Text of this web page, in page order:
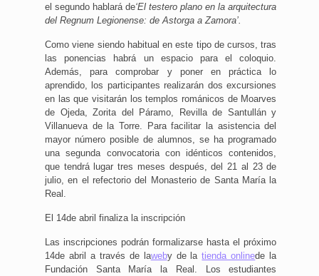
el segundo hablará de‘El testero plano en la arquitectura
del Regnum Legionense: de Astorga a Zamora’.
Como viene siendo habitual en este tipo de cursos, tras
las ponencias habrá un espacio para el coloquio.
Además, para comprobar y poner en práctica lo
aprendido, los participantes realizarán dos excursiones
en las que visitarán los templos románicos de Moarves
de Ojeda, Zorita del Páramo, Revilla de Santullán y
Villanueva de la Torre. Para facilitar la asistencia del
mayor número posible de alumnos, se ha programado
una segunda convocatoria con idénticos contenidos,
que tendrá lugar tres meses después, del 21 al 23 de
julio, en el refectorio del Monasterio de Santa María la
Real.
El 14de abril finaliza la inscripción
Las inscripciones podrán formalizarse hasta el próximo
14de abril a través de laweby de latienda onlinede la
Fundación Santa María la Real. Los estudiantes